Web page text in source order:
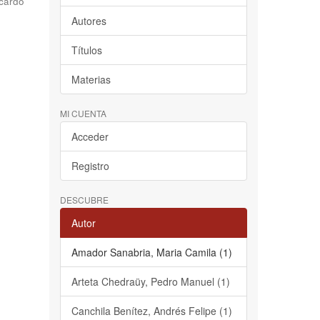
Autores
Títulos
Materias
MI CUENTA
Acceder
Registro
DESCUBRE
Autor
Amador Sanabria, Maria Camila (1)
Arteta Chedraüy, Pedro Manuel (1)
Canchila Benítez, Andrés Felipe (1)